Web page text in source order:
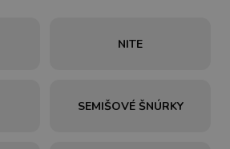
NITE
SEMIŠOVÉ ŠNÚRKY